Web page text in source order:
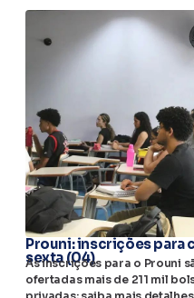
Prouni: inscrições para
sexta (04)
As inscrições para o Prouni
ofertadas mais de 211 mil